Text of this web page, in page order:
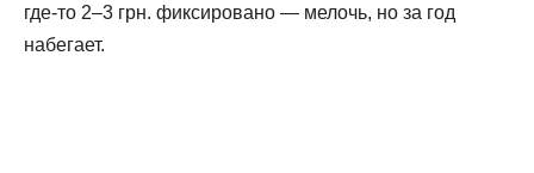
где-то 2–3 грн. фиксировано — мелочь, но за год
набегает.